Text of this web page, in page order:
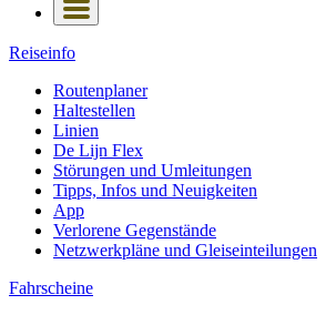
Reiseinfo
Routenplaner
Haltestellen
Linien
De Lijn Flex
Störungen und Umleitungen
Tipps, Infos und Neuigkeiten
App
Verlorene Gegenstände
Netzwerkpläne und Gleiseinteilungen
Fahrscheine